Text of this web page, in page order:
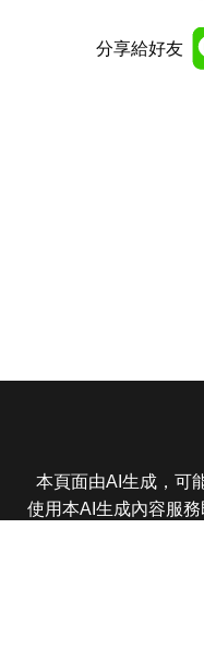
分享給好友
本頁面由AI生成，可
使用本AI生成內容服